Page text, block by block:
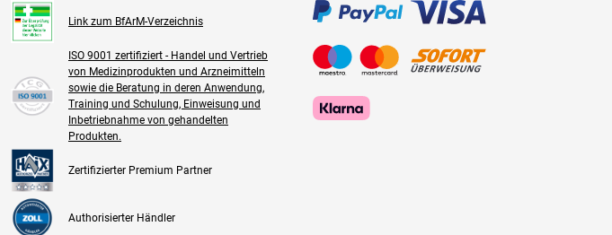
Link zum BfArM-Verzeichnis
ISO 9001 zertifiziert - Handel und Vertrieb
von Medizinprodukten und Arzneimitteln
sowie die Beratung in deren Anwendung,
Training und Schulung, Einweisung und
Inbetriebnahme von gehandelten
Produkten.
Zertifizierter Premium Partner
Authorisierter Händler